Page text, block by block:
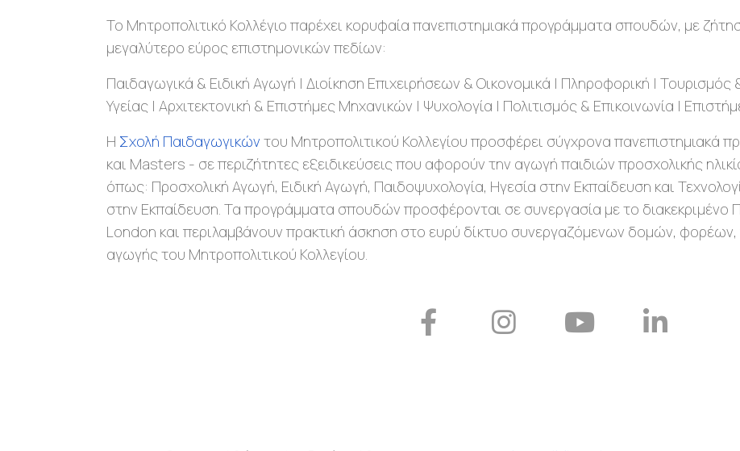
Το Μητροπολιτικό Κολλέγιο παρέχει κορυφαία πανεπιστημιακά προγράμματα σπουδών, με
μεγαλύτερο εύρος επιστημονικών πεδίων:
Παιδαγωγικά & Ειδική Αγωγή | Διοίκηση Επιχειρήσεων & Οικονομικά | Πληροφορική | Τουρισμός
Υγείας | Αρχιτεκτονική & Επιστήμες Μηχανικών | Ψυχολογία | Πολιτισμός & Επικοινωνία |
Η Σχολή Παιδαγωγικών του Μητροπολιτικού Κολλεγίου προσφέρει σύγχρονα
και Masters - σε περιζήτητες εξειδικεύσεις που αφορούν την αγωγή παιδιών προσχολικής
όπως: Προσχολική Αγωγή, Ειδική Αγωγή, Παιδοψυχολογία, Ηγεσία στην Εκπαίδευση και
στην Εκπαίδευση. Τα προγράμματα σπουδών προσφέρονται σε συνεργασία με το διακεκριμένο
London και περιλαμβάνουν πρακτική άσκηση στο ευρύ δίκτυο συνεργαζόμενων δομών, φορέων,
αγωγής του Μητροπολιτικού Κολλεγίου.